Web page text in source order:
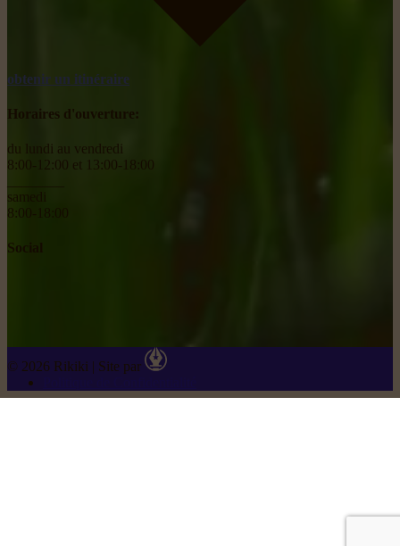
obtenir un itinéraire
Horaires d'ouverture:
du lundi au vendredi
8:00-12:00 et 13:00-18:00
samedi
8:00-18:00
Social
© 2026 Rikiki | Site par